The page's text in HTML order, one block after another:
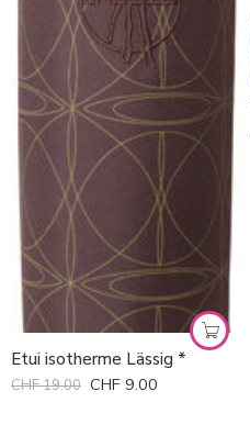
Etui isotherme Lässig *
CHF19.00 CHF 9.00